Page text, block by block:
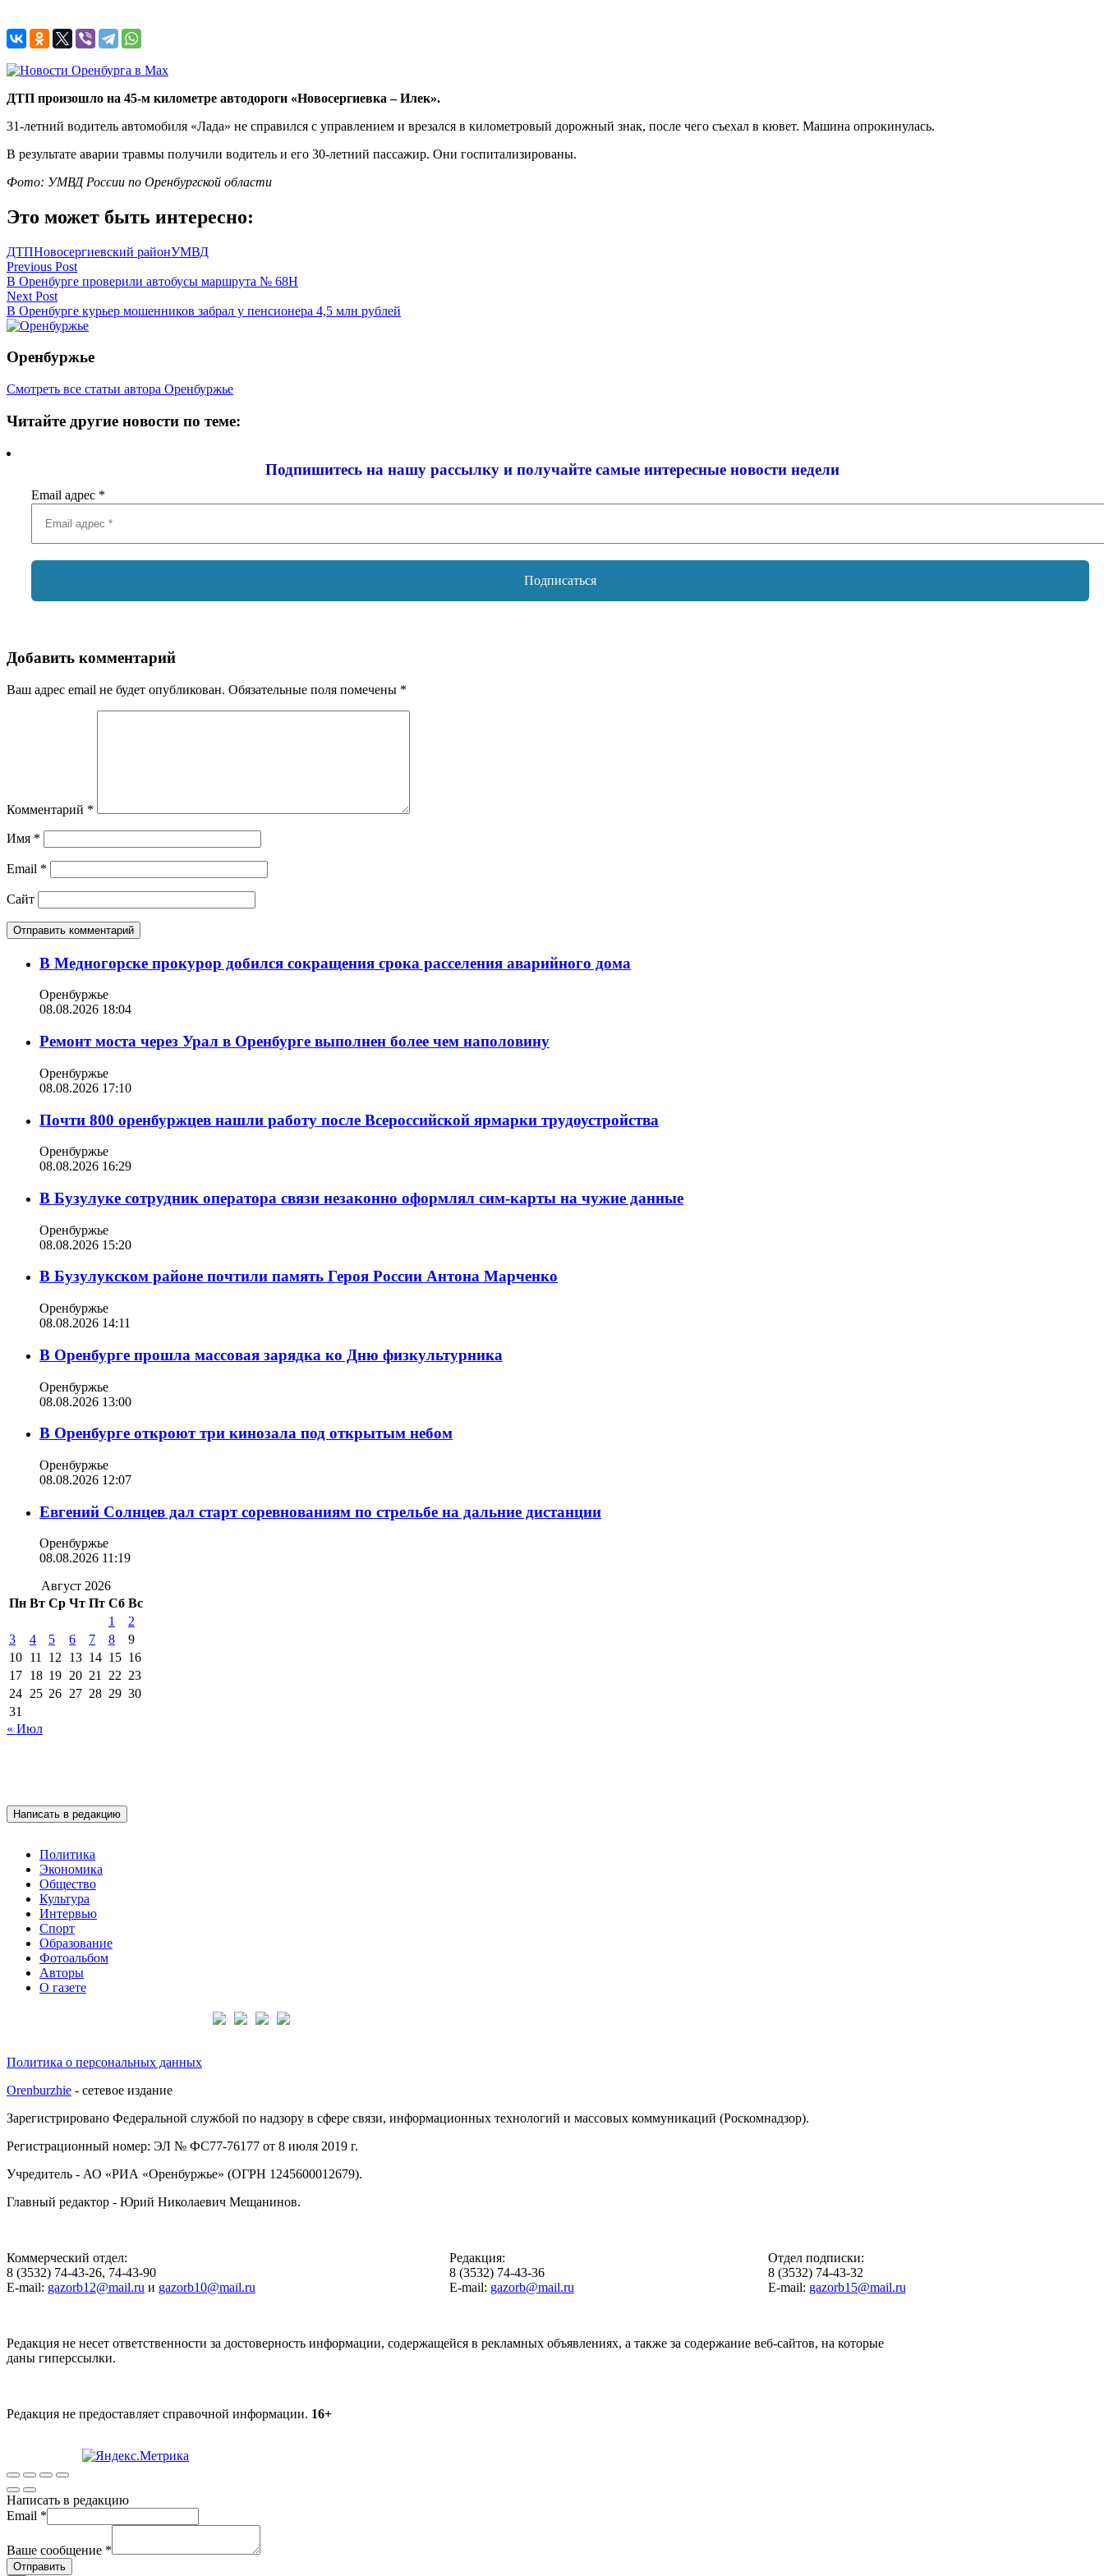
ДТП произошло на 45-м километре автодороги «Новосергиевка – Илек».
31-летний водитель автомобиля «Лада» не справился с управлением и врезался в километровый дорожный знак, после чего съехал в кювет. Машина опрокинулась.
В результате аварии травмы получили водитель и его 30-летний пассажир. Они госпитализированы.
Фото: УМВД России по Оренбургской области
Это может быть интересно:
ДТПНовосергиевский районУМВД
Навигация
по
записям
Previous Post
В Оренбурге проверили автобусы маршрута № 68Н
Next Post
В Оренбурге курьер мошенников забрал у пенсионера 4,5 млн рублей
Оренбуржье
Смотреть все статьи автора Оренбуржье
Читайте другие новости по теме:
Подпишитесь на нашу рассылку и получайте самые интересные новости недели
Email адрес *
Добавить комментарий
Ваш адрес email не будет опубликован. Обязательные поля помечены *
Комментарий *
Имя *
Email *
Сайт
В Медногорске прокурор добился сокращения срока расселения аварийного дома
Оренбуржье
08.08.2026 18:04
Ремонт моста через Урал в Оренбурге выполнен более чем наполовину
Оренбуржье
08.08.2026 17:10
Почти 800 оренбуржцев нашли работу после Всероссийской ярмарки трудоустройства
Оренбуржье
08.08.2026 16:29
В Бузулуке сотрудник оператора связи незаконно оформлял сим-карты на чужие данные
Оренбуржье
08.08.2026 15:20
В Бузулукском районе почтили память Героя России Антона Марченко
Оренбуржье
08.08.2026 14:11
В Оренбурге прошла массовая зарядка ко Дню физкультурника
Оренбуржье
08.08.2026 13:00
В Оренбурге откроют три кинозала под открытым небом
Оренбуржье
08.08.2026 12:07
Евгений Солнцев дал старт соревнованиям по стрельбе на дальние дистанции
Оренбуржье
08.08.2026 11:19
Август 2026
Пн Вт Ср Чт Пт Сб Вс
1
2
3
4 5 6 7 8
9
10 11 12 13 14 15 16
17 18 19 20 21 22 23
24 25 26 27 28 29 30
31
« Июл
Написать в редакцию
Политика
Экономика
Общество
Культура
Интервью
Спорт
Образование
Фотоальбом
Авторы
О газете
Политика о персональных данных
Orenburzhie - сетевое издание
Зарегистрировано Федеральной службой по надзору в сфере связи, информационных технологий и массовых коммуникаций (Роскомнадзор).
Регистрационный номер: ЭЛ № ФС77-76177 от 8 июля 2019 г.
Учредитель - АО «РИА «Оренбуржье» (ОГРН 1245600012679).
Главный редактор - Юрий Николаевич Мещанинов.
Коммерческий отдел:
8 (3532) 74-43-26, 74-43-90
E-mail: gazorb12@mail.ru и gazorb10@mail.ru
Редакция:
8 (3532) 74-43-36
E-mail: gazorb@mail.ru
Отдел подписки:
8 (3532) 74-43-32
E-mail: gazorb15@mail.ru
Редакция не несет ответственности за достоверность информации, содержащейся в рекламных объявлениях, а также за содержание веб-сайтов, на которые
даны гиперссылки.
Редакция не предоставляет справочной информации. 16+
Написать в редакцию
Email *
Ваше сообщение *
Отправить